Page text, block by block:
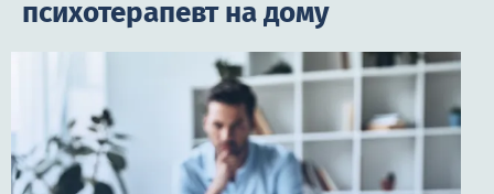
психотерапевт на дому